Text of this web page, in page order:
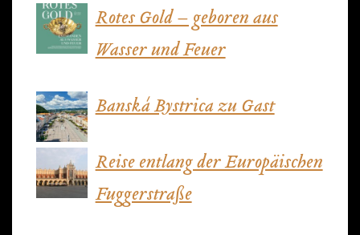
Rotes Gold – geboren aus
Wasser und Feuer
Banská Bystrica zu Gast
Reise entlang der Europäischen
Fuggerstraße